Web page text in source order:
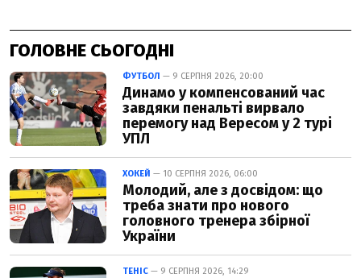
ГОЛОВНЕ СЬОГОДНІ
ФУТБОЛ — 9 СЕРПНЯ 2026, 20:00
Динамо у компенсований час
завдяки пенальті вирвало
перемогу над Вересом у 2 турі
УПЛ
ХОКЕЙ — 10 СЕРПНЯ 2026, 06:00
Молодий, але з досвідом: що
треба знати про нового
головного тренера збірної
України
ТЕНІС — 9 СЕРПНЯ 2026, 14:29